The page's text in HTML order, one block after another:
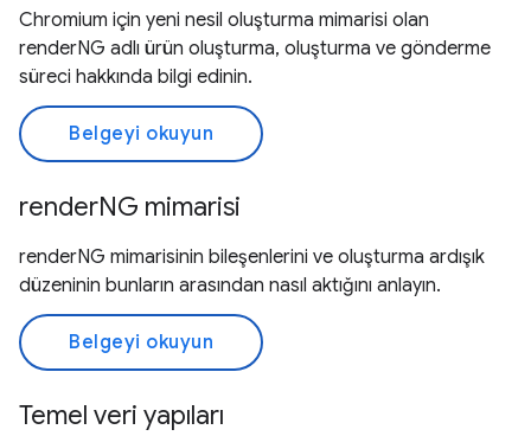
Chromium için yeni nesil oluşturma mimarisi olan
renderNG adlı ürün oluşturma, oluşturma ve gönderme
süreci hakkında bilgi edinin.
Belgeyi okuyun
renderNG mimarisi
renderNG mimarisinin bileşenlerini ve oluşturma ardışık
düzeninin bunların arasından nasıl aktığını anlayın.
Belgeyi okuyun
Temel veri yapıları